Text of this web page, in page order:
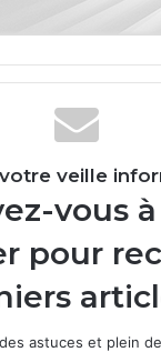
veille
vous
pour
astuces et plein